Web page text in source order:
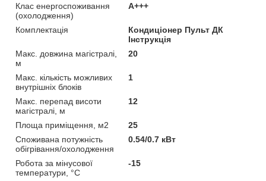
Клас енергоспоживання
(охолодження)
A+++
Комплектація
Кондиціонер Пульт ДК
Інструкція
Макс. довжина магістралі,
м
20
Макс. кількість можливих
внутрішніх блоків
1
Макс. перепад висоти
магістралі, м
12
Площа приміщення, м2
25
Споживана потужність
обігрівання/охолодження
0.54/0.7 кВт
Робота за мінусової
температури, °C
-15